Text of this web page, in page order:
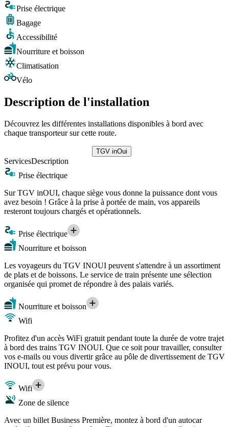
Prise électrique
Bagage
Accessibilité
Nourriture et boisson
Climatisation
Vélo
Description de l'installation
Découvrez les différentes installations disponibles à bord avec
chaque transporteur sur cette route.
TGV inOui
ServicesDescription
Prise électrique
Sur TGV inOUI, chaque siège vous donne la puissance dont vous
avez besoin ! Grâce à la prise à portée de main, vos appareils
resteront toujours chargés et opérationnels.
Prise électrique
Nourriture et boisson
Les voyageurs du TGV INOUI peuvent s'attendre à un assortiment
de plats et de boissons. Le service de train présente une sélection
organisée qui promet de répondre à des palais variés.
Nourriture et boisson
Wifi
Profitez d'un accès WiFi gratuit pendant toute la durée de votre trajet
à bord des trains TGV INOUI. Que ce soit pour travailler, consulter
vos e-mails ou vous divertir grâce au pôle de divertissement de TGV
INOUI, tout est prévu pour vous.
Wifi
Zone de silence
Avec un billet Business Première, montez à bord d'un autocar